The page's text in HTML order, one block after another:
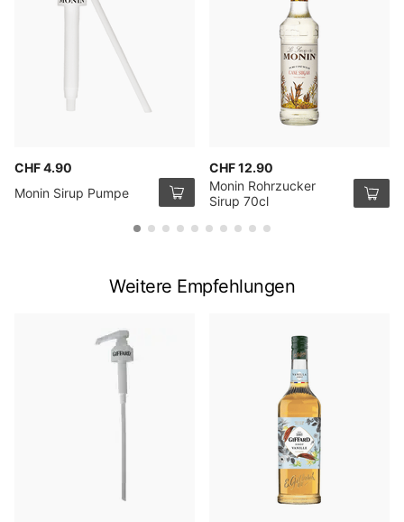
CHF 4.90
Monin Sirup Pumpe
CHF 12.90
Monin Rohrzucker
Sirup 70cl
Weitere Empfehlungen